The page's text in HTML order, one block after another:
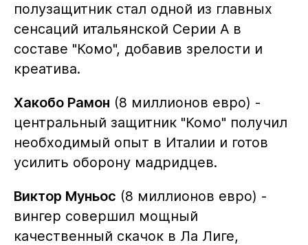
полузащитник стал одной из главных
сенсаций итальянской Серии А в
составе "Комо", добавив зрелости и
креатива.
Хакобо Рамон (8 миллионов евро) -
центральный защитник "Комо" получил
необходимый опыт в Италии и готов
усилить оборону мадридцев.
Виктор Муньос (8 миллионов евро) -
вингер совершил мощный
качественный скачок в Ла Лиге,